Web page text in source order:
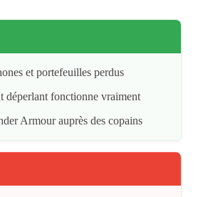
et portefeuilles perdus
déperlant fonctionne vraiment
Armour auprès des copains